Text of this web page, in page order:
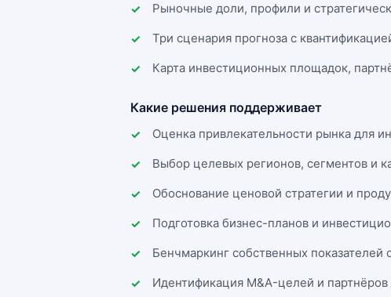
Рыночные доли, профили и
Три сценария прогноза с
Карта инвестиционных площадок,
Какие решения поддерживает
Оценка привлекательности рынка для
Выбор целевых регионов, сегментов и
Обоснование ценовой стратегии и
Подготовка бизнес-планов и
Бенчмаркинг собственных показателей
Идентификация M&A-целей и